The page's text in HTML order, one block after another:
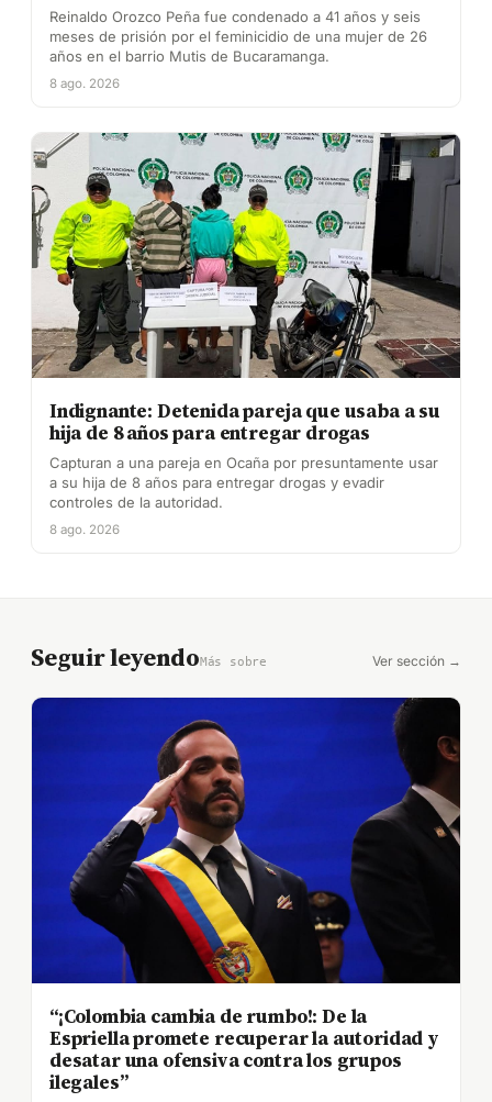
Reinaldo Orozco Peña fue condenado a 41 años y seis
meses de prisión por el feminicidio de una mujer de 26
años en el barrio Mutis de Bucaramanga.
8 ago. 2026
Indignante: Detenida pareja que usaba a su
hija de 8 años para entregar drogas
Capturan a una pareja en Ocaña por presuntamente usar
a su hija de 8 años para entregar drogas y evadir
controles de la autoridad.
8 ago. 2026
Seguir leyendoMás sobre Ver sección →
“¡Colombia cambia de rumbo!: De la
Espriella promete recuperar la autoridad y
desatar una ofensiva contra los grupos
ilegales”